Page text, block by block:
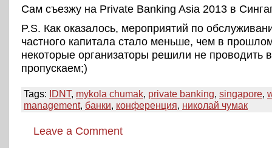
Сам съезжу на Private Banking Asia 2013 в
P.S. Как оказалось, мероприятий по
частного капитала стало меньше, чем в
некоторые организаторы решили не проводить
пропускаем;)
Tags: IDNT, mykola chumak, private banking, singapore,
management, банки, конференция, николай чумак
Leave a Comment